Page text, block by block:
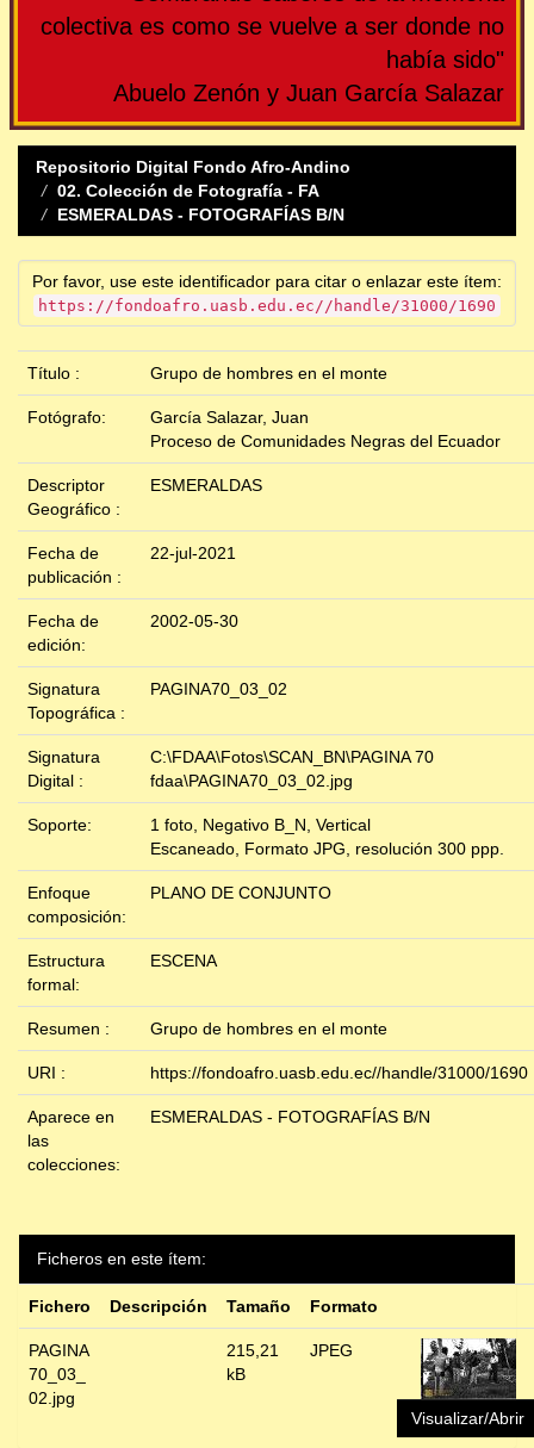
colectiva es como se vuelve a ser donde no
había sido"
Abuelo Zenón y Juan García Salazar
Repositorio Digital Fondo Afro-Andino
02. Colección de Fotografía - FA
ESMERALDAS - FOTOGRAFÍAS B/N
Por favor, use este identificador para citar o enlazar este ítem:
https://fondoafro.uasb.edu.ec//handle/31000/1690
Título : Grupo de hombres en el monte
Fotógrafo:
García Salazar, Juan
Proceso de Comunidades Negras del Ecuador
Descriptor
Geográfico :
ESMERALDAS
Fecha de
publicación :
22-jul-2021
Fecha de
edición:
2002-05-30
Signatura
Topográfica :
PAGINA70_03_02
Signatura
Digital :
C:\FDAA\Fotos\SCAN_BN\PAGINA 70
fdaa\PAGINA70_03_02.jpg
Soporte:
1 foto, Negativo B_N, Vertical
Escaneado, Formato JPG, resolución 300 ppp.
Enfoque
composición:
PLANO DE CONJUNTO
Estructura
formal:
ESCENA
Resumen : Grupo de hombres en el monte
URI : https://fondoafro.uasb.edu.ec//handle/31000/1690
Aparece en
las
colecciones:
ESMERALDAS - FOTOGRAFÍAS B/N
Ficheros en este ítem:
Fichero Descripción Tamaño Formato
PAGINA
70_03_
02.jpg
215,21
kB
JPEG
Visualizar/Abrir